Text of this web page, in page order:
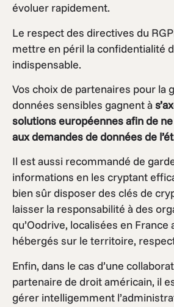
évoluer rapidement.
Le respect des directives du
mettre en péril la confidentialité
indispensable.
Vos choix de partenaires pour la
données sensibles gagnent à
solutions européennes afin de
aux demandes de données de
Il est aussi recommandé de
informations en les cryptant
bien sûr disposer des clés de
laisser la responsabilité à des
qu’Oodrive, localisées en
hébergés sur le territoire,
Enfin, dans le cas d’une
partenaire de droit américain, il
gérer intelligemment